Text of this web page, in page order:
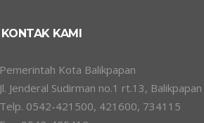
KONTAK KAMI
Pemerintah Kota Balikpapan
Jl. Jenderal Sudirman no.1 rt.13, Balikpapan
Telp. 0542-421500, 421600, 734115